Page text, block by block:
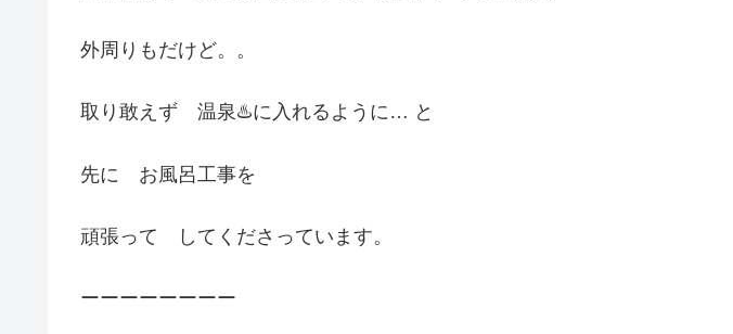
外周りもだけど。。
取り敢えず 温泉♨️に入れるように… と
先に お風呂工事を
頑張って してくださっています。
ーーーーーーーー